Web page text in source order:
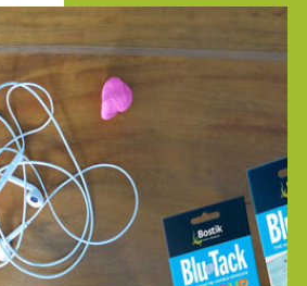
bo
ok
er
e